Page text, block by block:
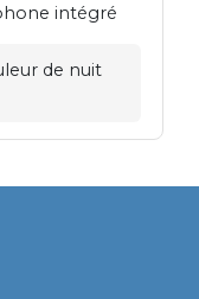
intégré
de nuit